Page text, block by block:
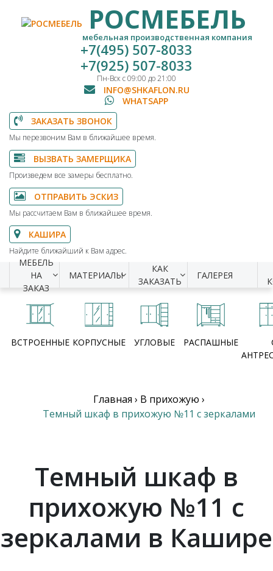
РОСМЕБЕЛЬ
мебельная производственная компания
+7(495) 507-8033
+7(925) 507-8033
Пн-Вск с 09:00 до 21:00
INFO@SHKAFLON.RU
WHATSAPP
ЗАКАЗАТЬ ЗВОНОК
Мы перезвоним Вам в ближайшее время.
ВЫЗВАТЬ ЗАМЕРЩИКА
Произведем все замеры бесплатно.
ОТПРАВИТЬ ЭСКИЗ
Мы рассчитаем Вам в ближайшее время.
КАШИРА
Найдите ближайший к Вам адрес.
МЕБЕЛЬ
НА
ЗАКАЗ
МАТЕРИАЛЫ
КАК
ЗАКАЗАТЬ
ГАЛЕРЕЯ
ВСТРОЕННЫЕ КОРПУСНЫЕ УГЛОВЫЕ РАСПАШНЫЕ
Главная › В прихожую ›
Темный шкаф в прихожую №11 с зеркалами
Темный шкаф в
прихожую №11 с
зеркалами в Кашире